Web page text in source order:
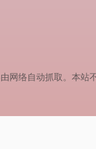
网络自动抓取。本站